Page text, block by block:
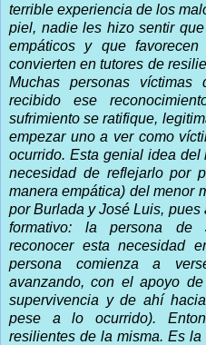
terrible experiencia de los
piel, nadie les hizo sentir
empáticos y que
convierten en tutores de
Muchas personas
recibido ese
sufrimiento se ratifique,
empezar uno a ver como
ocurrido. Esta genial idea
necesidad de reflejarlo por
manera empática) del menor
por Burlada y José Luis,
formativo: la persona de
reconocer esta necesidad
persona comienza a
avanzando, con el apoyo
supervivencia y de ahí
pese a lo ocurrido).
resilientes de la misma. Es